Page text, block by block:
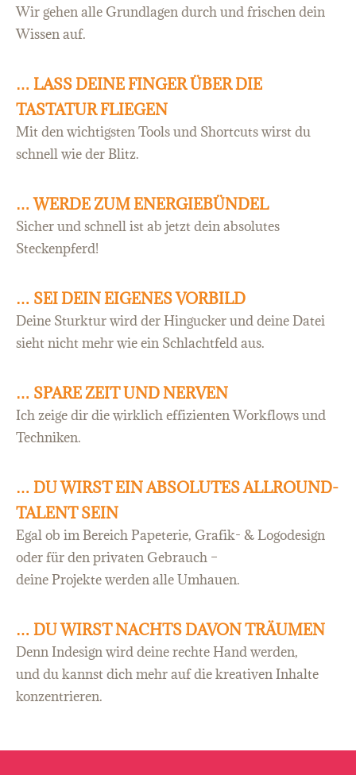
Wir gehen alle Grundlagen durch und frischen dein
Wissen auf.
… LASS DEINE FINGER ÜBER DIE
TASTATUR FLIEGEN
Mit den wichtigsten Tools und Shortcuts wirst du
schnell wie der Blitz.
… WERDE ZUM ENERGIEBÜNDEL
Sicher und schnell ist ab jetzt dein absolutes
Steckenpferd!
… SEI DEIN EIGENES VORBILD
Deine Sturktur wird der Hingucker und deine Datei
sieht nicht mehr wie ein Schlachtfeld aus.
… SPARE ZEIT UND NERVEN
Ich zeige dir die wirklich effizienten Workflows und
Techniken.
… DU WIRST EIN ABSOLUTES ALLROUND-
TALENT SEIN
Egal ob im Bereich Papeterie, Grafik- & Logodesign
oder für den privaten Gebrauch –
deine Projekte werden alle Umhauen.
… DU WIRST NACHTS DAVON TRÄUMEN
Denn Indesign wird deine rechte Hand werden,
und du kannst dich mehr auf die kreativen Inhalte
konzentrieren.